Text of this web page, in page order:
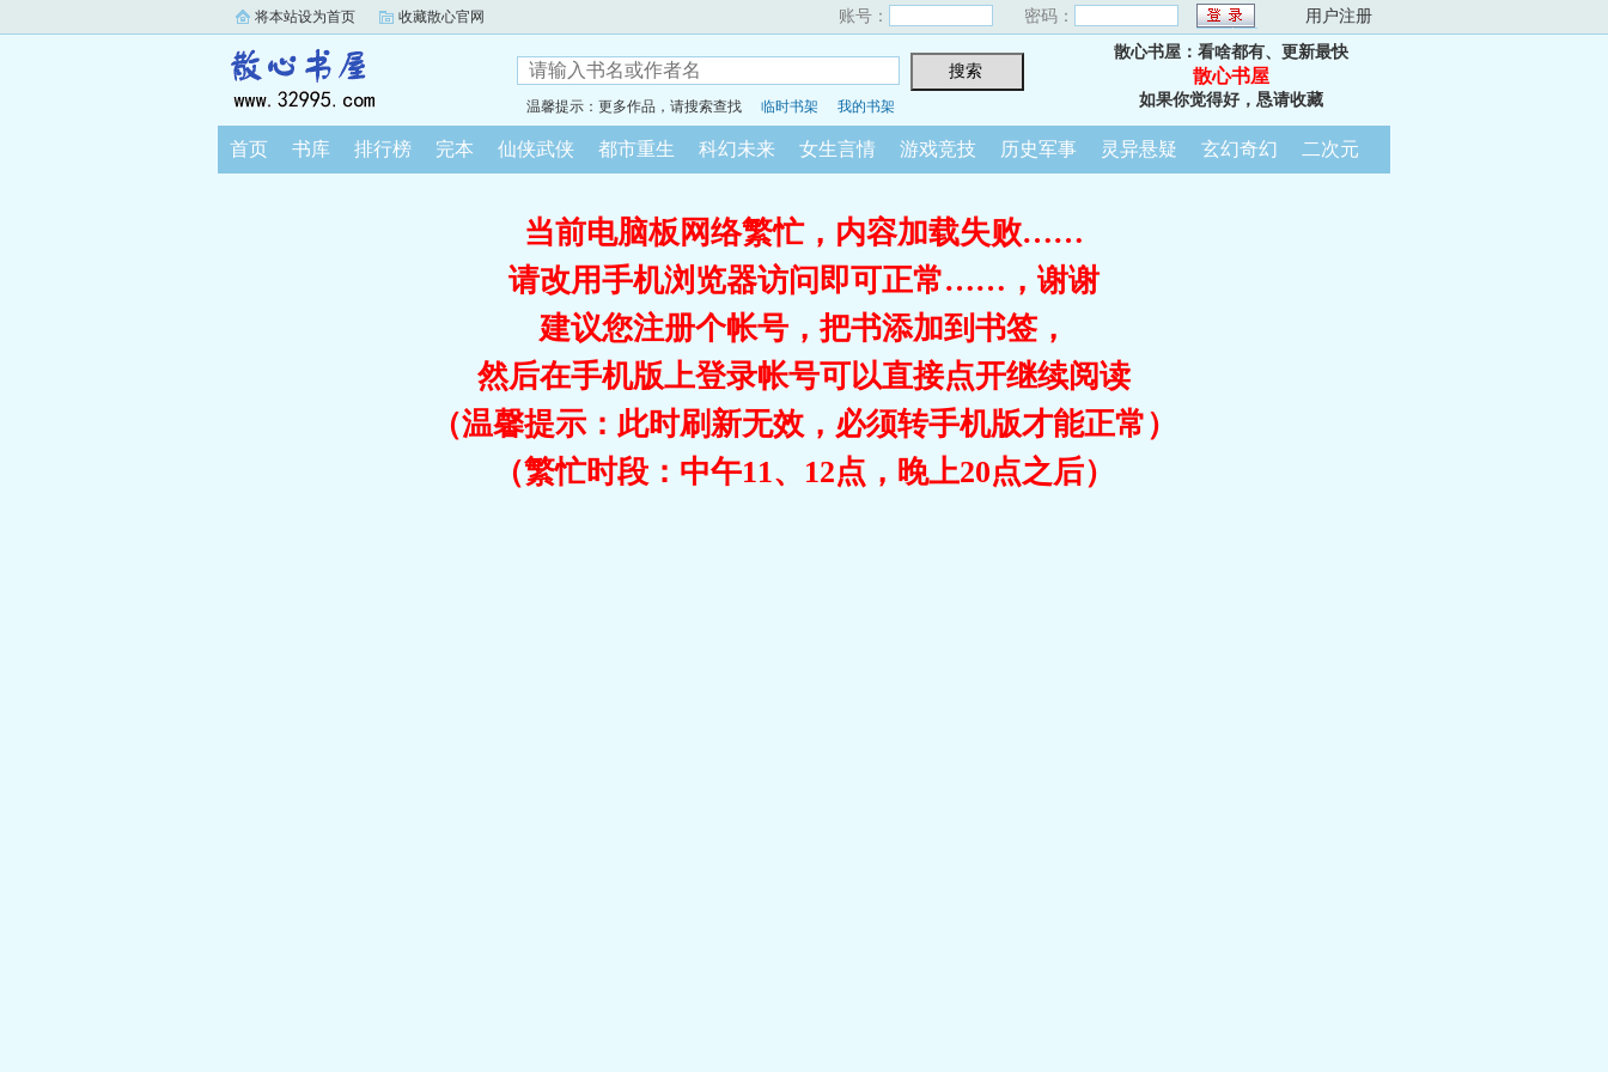
将本站设为首页 收藏散心官网 账号： 密码： 用户注册
温馨提示：更多作品，请搜索查找 临时书架 我的书架
散心书屋：看啥都有、更新最快
散心书屋
如果你觉得好，恳请收藏
首页 书库 排行榜 完本 仙侠武侠 都市重生 科幻未来 女生言情 游戏竞技 历史军事 灵异悬疑 玄幻奇幻 二次元
当前电脑板网络繁忙，内容加载失败……
请改用手机浏览器访问即可正常……，谢谢
建议您注册个帐号，把书添加到书签，
然后在手机版上登录帐号可以直接点开继续阅读
（温馨提示：此时刷新无效，必须转手机版才能正常）
（繁忙时段：中午11、12点，晚上20点之后）